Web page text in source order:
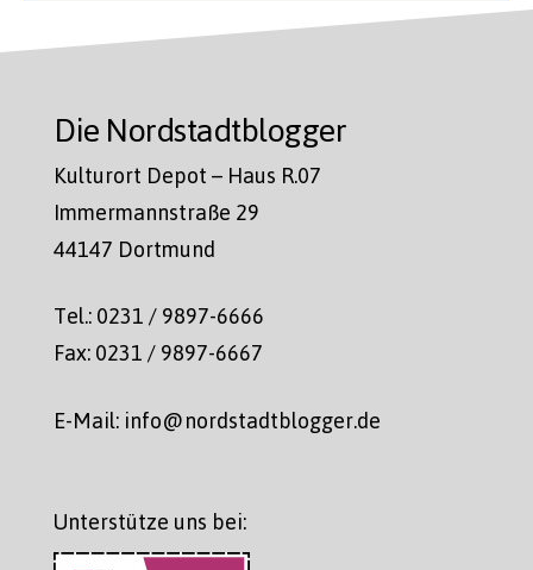
Die Nordstadtblogger
Kulturort Depot – Haus R.07
Immermannstraße 29
44147 Dortmund
Tel.: 0231 / 9897-6666
Fax: 0231 / 9897-6667
E-Mail: info@nordstadtblogger.de
Unterstütze uns bei: